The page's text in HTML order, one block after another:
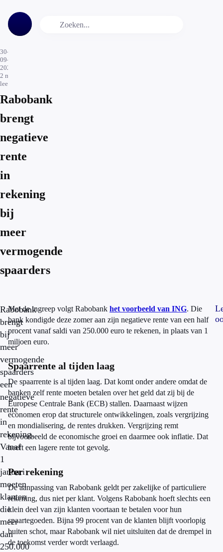
30-
09-
2020
2 min.
leestijd
Rabobank
brengt
negatieve
rente
in
rekening
bij
meer
vermogende
spaarders
Rabobank
brengt
bij
meer
vermogende
spaarders
een
negatieve
rente
in
rekening.
Vanaf
1
januari
moeten
klanten
die
meer
dan
250.000
Met de ingreep volgt Rabobank het voorbeeld van ING. Die
bank kondigde deze zomer aan zijn negatieve rente van een half
procent vanaf saldi van 250.000 euro te rekenen, in plaats van 1
miljoen euro.
Spaarrente al tijden laag
De spaarrente is al tijden laag. Dat komt onder andere omdat de
banken zelf rente moeten betalen over het geld dat zij bij de
Europese Centrale Bank (ECB) stallen. Daarnaast wijzen
economen erop dat structurele ontwikkelingen, zoals vergrijzing
en mondialisering, de rentes drukken. Vergrijzing remt
bijvoorbeeld de economische groei en daarmee ook inflatie. Dat
heeft een lagere rente tot gevolg.
Per rekening
De aanpassing van Rabobank geldt per zakelijke of particuliere
rekening, dus niet per klant. Volgens Rabobank hoeft slechts een
klein deel van zijn klanten voortaan te betalen voor hun
spaartegoeden. Bijna 99 procent van de klanten blijft voorlopig
buiten schot, maar Rabobank wil niet uitsluiten dat de drempel in
de toekomst verder wordt verlaagd.